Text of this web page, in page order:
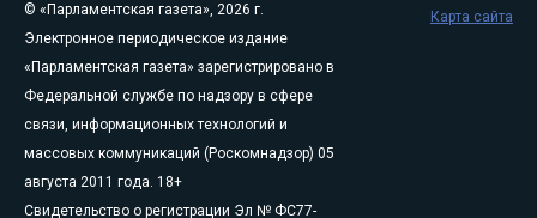
© «Парламентская газета», 2026 г.
Электронное периодическое издание
«Парламентская газета» зарегистрировано в
Федеральной службе по надзору в сфере
связи, информационных технологий и
массовых коммуникаций (Роскомнадзор) 05
августа 2011 года. 18+
Свидетельство о регистрации Эл № ФС77-
Карта сайта